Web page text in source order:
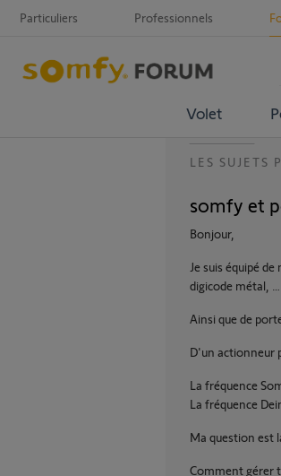
Particuliers Professionnels
Volet
LES SUJETS
somfy et
Bonjour,
Je suis équipé
digicode métal, …
Ainsi que de
D'un actionneur
La fréquence
La fréquence
Ma question est
Comment gérer